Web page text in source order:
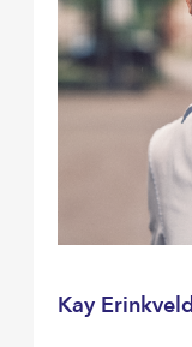
Kay Erinkveld